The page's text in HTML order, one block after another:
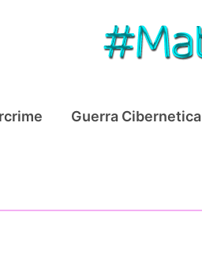
Guerra Cibernetica